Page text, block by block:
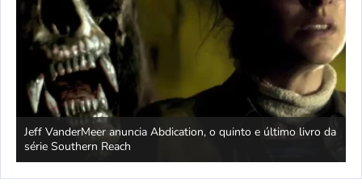
Jeff VanderMeer anuncia Abdication, o quinto e último livro da
série Southern Reach